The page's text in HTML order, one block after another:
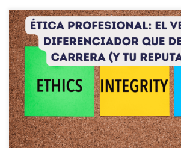
Descubre la importancia de la ética
trabajo y cómo influye en tu reputación,
éxito laboral. Claves para construir una
íntegra.